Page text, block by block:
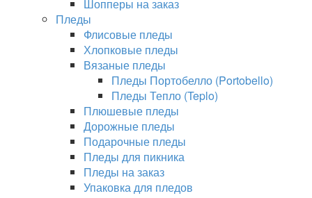
Шопперы на заказ
Пледы
Флисовые пледы
Хлопковые пледы
Вязаные пледы
Пледы Портобелло (Portobello)
Пледы Тепло (Teplo)
Плюшевые пледы
Дорожные пледы
Подарочные пледы
Пледы для пикника
Пледы на заказ
Упаковка для пледов